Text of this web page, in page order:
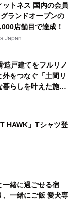
ットネス 国内の会員
ランドオープンの
店舗目で達成！
Japan
造戸建てをフルリノ
をつなぐ「土間リ
暮らしを叶えた施工
スが公開
HAWK」Tシャツ登
一緒に過ごせる宿
一緒にご飯 愛犬専